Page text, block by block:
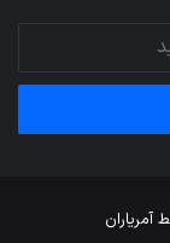
آمریاران